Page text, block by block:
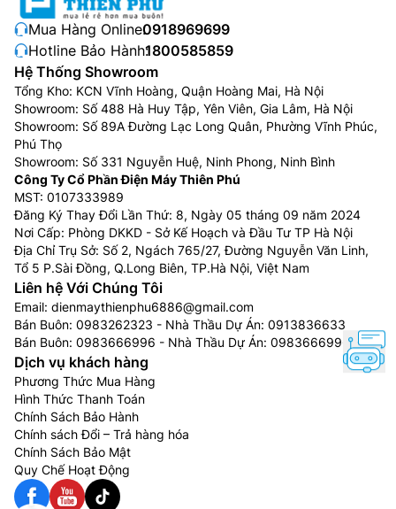
Công nghệ HDR10 Pro:
được trang bị công nghệ HDR10 Pro giúp màu sắc
sống động cùng độ sáng rực rỡ mang đến tầm cao
mới của độ phân giải màn hình. Đắm chìm trong chất
lượng hình ảnh nâng cấp với độ tương phản sắc nét
vượt trội.
Ambient FILMMAKER Mode:
tuyệt đỉnh tại rạp chiếu tại gia với FILMMAKER MODE
và Công nghệ Tinh chỉnh Độ Sáng tối ưu ánh sáng
xung quanh, đem đến chất lượng hình ảnh chuẩn tiêu
chí nhà làm phim hàng đầu. FILMMAKER MODE tự
động điều chỉnh theo ánh sáng môi trường, mang đến
chất lượng hình ảnh chuẩn điện ảnh.
Mua Hàng Online:0918969699
Hotline Bảo Hành:1800585859
Hệ Thống Showroom
Tổng Kho: KCN Vĩnh Hoàng, Quận Hoàng Mai, Hà Nội
Showroom: Số 488 Hà Huy Tập, Yên Viên, Gia Lâm, Hà Nội
Showroom: Số 89A Đường Lạc Long Quân, Phường Vĩnh Phúc,
Phú Thọ
Showroom: Số 331 Nguyễn Huệ, Ninh Phong, Ninh Bình
Công Ty Cổ Phần Điện Máy Thiên Phú
MST: 0107333989
Đăng Ký Thay Đổi Lần Thứ: 8, Ngày 05 tháng 09 năm 2024
Nơi Cấp: Phòng DKKD - Sở Kế Hoạch và Đầu Tư TP Hà Nội
Địa Chỉ Trụ Sở: Số 2, Ngách 765/27, Đường Nguyễn Văn Linh,
Tổ 5 P.Sài Đồng, Q.Long Biên, TP.Hà Nội, Việt Nam
Liên hệ Với Chúng Tôi
Email: dienmaythienphu6886@gmail.com
Bán Buôn: 0983262323 - Nhà Thầu Dự Án: 0913836633
Bán Buôn: 0983666996 - Nhà Thầu Dự Án: 0983666996
Dịch vụ khách hàng
Phương Thức Mua Hàng
Hình Thức Thanh Toán
Chính Sách Bảo Hành
Chính sách Đổi – Trả hàng hóa
Chính Sách Bảo Mật
Quy Chế Hoạt Động